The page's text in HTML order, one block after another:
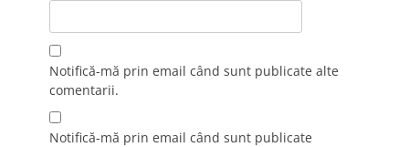
Notifică-mă prin email când sunt publicate alte
comentarii.
Notifică-mă prin email când sunt publicate